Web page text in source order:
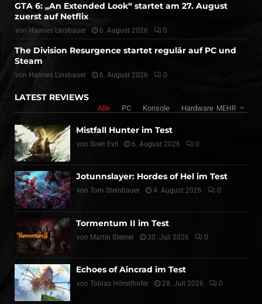
GTA 6: „An Extended Look“ startet am 27. August
zuerst auf Netflix
von Hannes Linsbauer 6. August 2026 0
The Division Resurgence startet regulär auf PC und
Steam
von Hannes Linsbauer 6. August 2026 0
LATEST REVIEWS
Alle PC Konsole Hardware MEHR
Mistfall Hunter im Test
von Sven Evil 6. August 2026 0
Jotunnslayer: Hordes of Hel im Test
von Tom Steinbauer 4. August 2026 0
Tormentum II im Test
von Martin Steiner 30. Juli 2026 0
Echoes of Aincrad im Test
von Tobias Hörstlhofer 28. Juli 2026 0